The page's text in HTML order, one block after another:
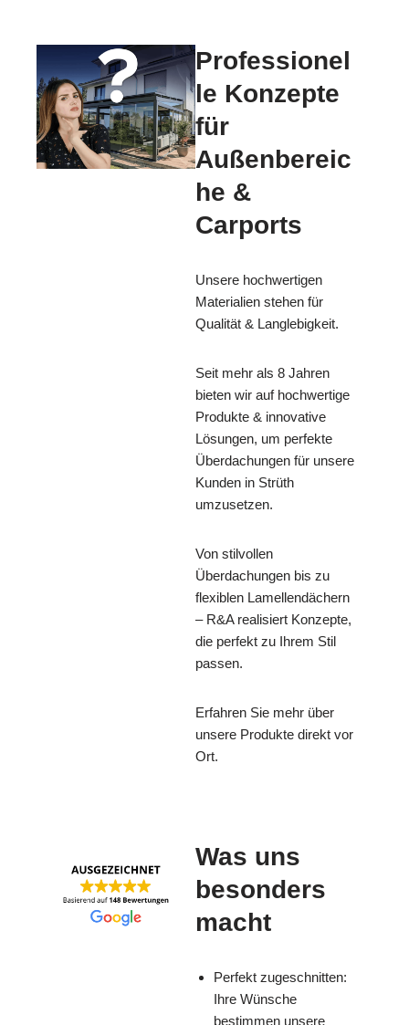
Professionel
le Konzepte
für
Außenbereic
he &
Carports
Unsere hochwertigen
Materialien stehen für
Qualität & Langlebigkeit.
Seit mehr als 8 Jahren
bieten wir auf hochwertige
Produkte & innovative
Lösungen, um perfekte
Überdachungen für unsere
Kunden in Strüth
umzusetzen.
Von stilvollen
Überdachungen bis zu
flexiblen Lamellendächern
– R&A realisiert Konzepte,
die perfekt zu Ihrem Stil
passen.
Erfahren Sie mehr über
unsere Produkte direkt vor
Ort.
Was uns
besonders
macht
Perfekt zugeschnitten:
Ihre Wünsche
bestimmen unsere